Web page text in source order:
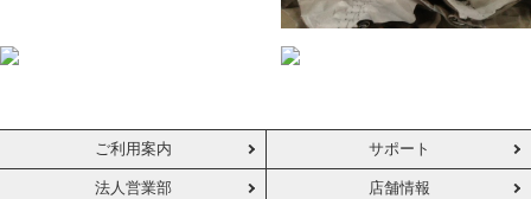
ご利用案内 サポート
法人営業部 店舗情報